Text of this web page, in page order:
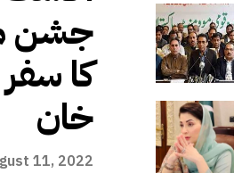
جشن
کا
خان
11, 2022